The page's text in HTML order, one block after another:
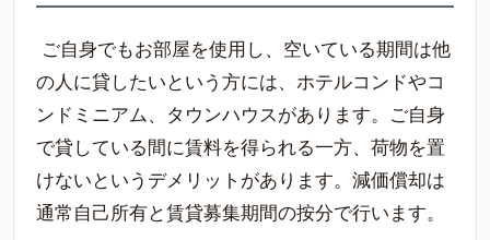
ご自身でもお部屋を使用し、空いている期間は他
の人に貸したいという方には、ホテルコンドやコ
ンドミニアム、タウンハウスがあります。ご自身
で貸している間に賃料を得られる一方、荷物を置
けないというデメリットがあります。減価償却は
通常自己所有と賃貸募集期間の按分で行います。